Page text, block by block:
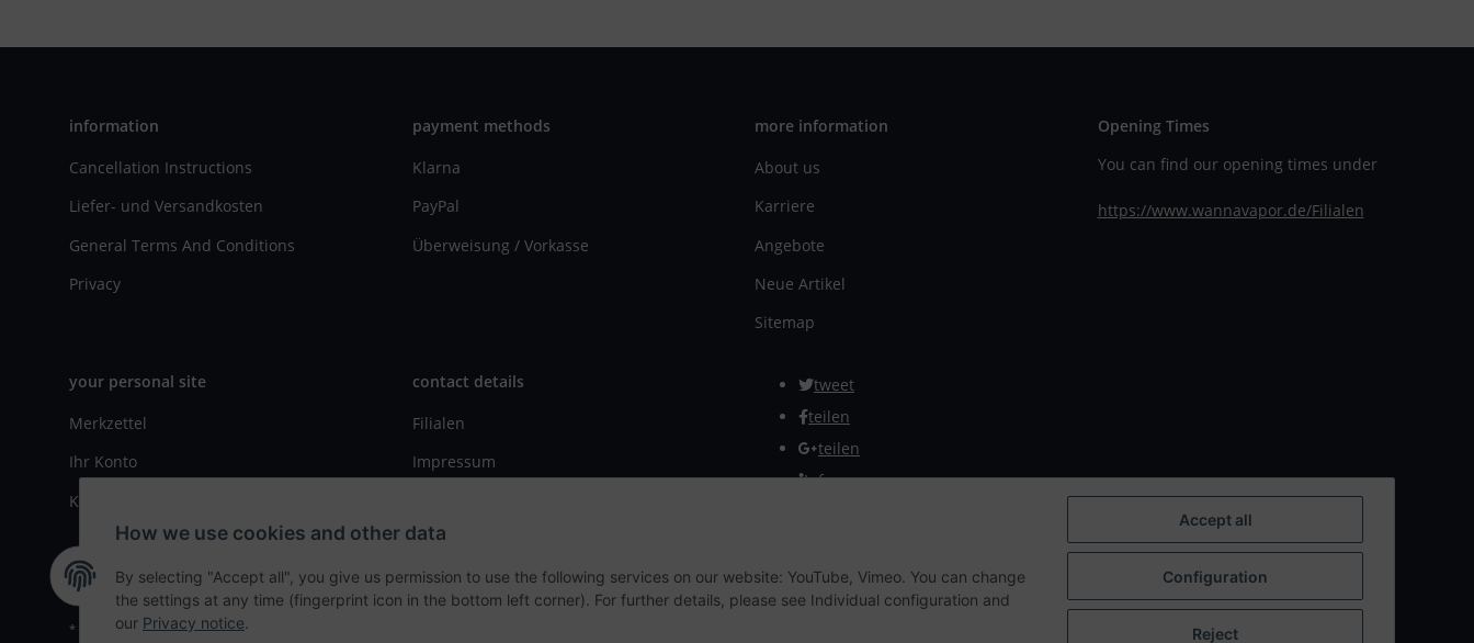
information
Cancellation Instructions
Liefer- und Versandkosten
General Terms And Conditions
Privacy
payment methods
Klarna
PayPal
Überweisung / Vorkasse
more information
About us
Karriere
Angebote
Neue Artikel
Sitemap
Opening Times
You can find our opening times under
https://www.wannavapor.de/Filialen
your personal site
Merkzettel
Ihr Konto
Kasse
contact details
Filialen
Impressum
tweet
teilen
teilen
Info
Withdraw from contract
* All prices incl. VAT, plusshipping fees
How we use cookies and other data
By selecting "Accept all", you give us permission to use the following services on our website: YouTube, Vimeo. You can change
the settings at any time (fingerprint icon in the bottom left corner). For further details, please see Individual configuration and
our Privacy notice.
Accept all
Configuration
Reject